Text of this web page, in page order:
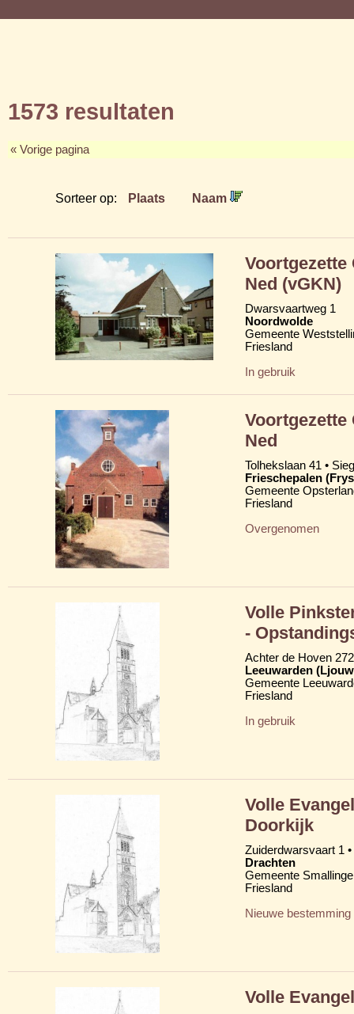
1573 resultaten
« Vorige pagina
Sorteer op: Plaats Naam
Ned (vGKN)
Dwarsvaartweg 1
Noordwolde
Gemeente
Friesland
In gebruik
Ned
Tolhekslaan 41 •
Frieschepalen
Gemeente
Friesland
Overgenomen
Volle
-
Achter de Hoven 272
Leeuwarden
Gemeente
Friesland
In gebruik
Volle
Doorkijk
Zuiderdwarsvaart 1
Drachten
Gemeente
Friesland
Nieuwe bestemming
Volle